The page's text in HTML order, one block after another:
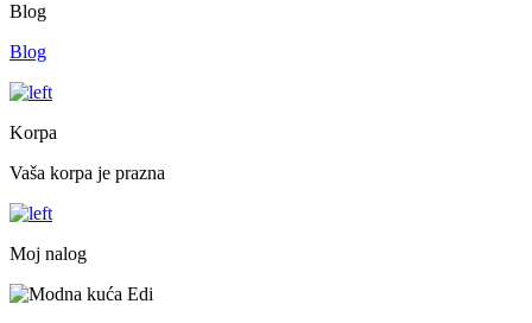
Blog
Blog
Korpa
Vaša korpa je prazna
Moj nalog